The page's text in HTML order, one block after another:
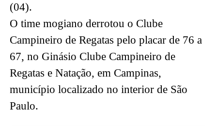
(04).
O time mogiano derrotou o Clube
Campineiro de Regatas pelo placar de 76 a
67, no Ginásio Clube Campineiro de
Regatas e Natação, em Campinas,
município localizado no interior de São
Paulo.